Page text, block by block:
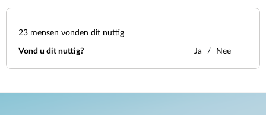
23 mensen vonden dit nuttig
Vond u dit nuttig? Ja Nee